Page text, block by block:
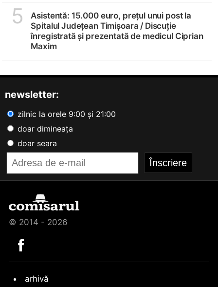
5
Asistentă: 15.000 euro, prețul unui post la
Spitalul Județean Timișoara / Discuție
înregistrată și prezentată de medicul Ciprian
Maxim
newsletter:
zilnic la orele 9:00 și 21:00
doar dimineața
doar seara
© 2014 - 2026
arhivă